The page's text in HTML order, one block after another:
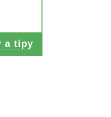
a tipy